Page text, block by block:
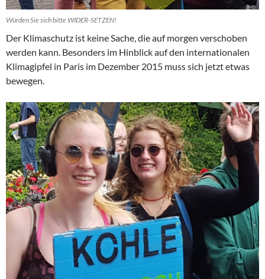
Würden Sie sich bitte WIDER-SETZEN!
Der Klimaschutz ist keine Sache, die auf morgen verschoben
werden kann. Besonders im Hinblick auf den internationalen
Klimagipfel in Paris im Dezember 2015 muss sich jetzt etwas
bewegen.